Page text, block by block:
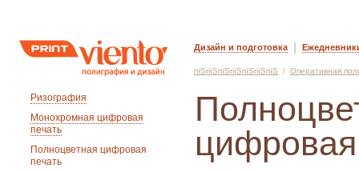
Дизайн и подготовка |
пїЅпїЅпїЅпїЅпїЅпїЅпїЅ / Оперативная
Ризография
Монохромная цифровая
печать
Полноцветная цифровая
печать